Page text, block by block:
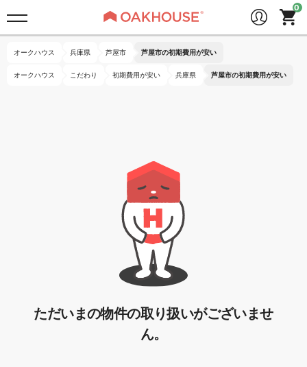
オークハウス 兵庫県 芦屋市 芦屋市の初期費用が安い
オークハウス こだわり 初期費用が安い 兵庫県 芦屋市の初期費用が安い
ただいまの物件の取り扱いがございませ
ん。